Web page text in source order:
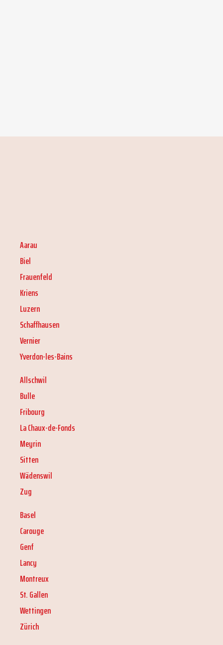
Aarau
Biel
Frauenfeld
Kriens
Luzern
Schaffhausen
Vernier
Yverdon-les-Bains
Allschwil
Bulle
Fribourg
La Chaux-de-Fonds
Meyrin
Sitten
Wädenswil
Zug
Basel
Carouge
Genf
Lancy
Montreux
St. Gallen
Wettingen
Zürich